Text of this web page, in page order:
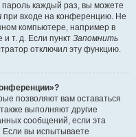
пароль каждый раз, вы можете
при входе на конференцию. Не
компьютере, например в
т. д. Если пункт Запомнить
отключил эту функцию.
позволяют вам оставаться
выполняют другие
сообщений, если эта
Если вы испытываете